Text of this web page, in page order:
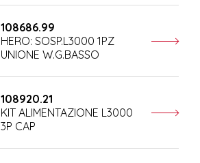
108686.99
HERO: SOSP.L3000 1PZ
UNIONE W.G.BASSO
108920.21
KIT ALIMENTAZIONE L3000
3P CAP